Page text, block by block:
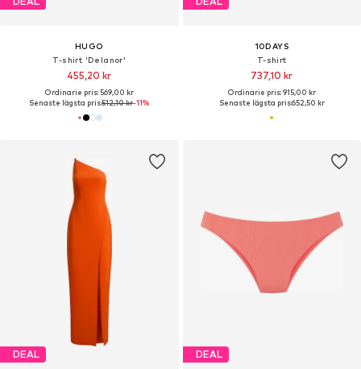
HUGO
T-shirt 'Delanor'
455,20 kr
Ordinarie pris: 569,00 kr
Senaste lägsta pris:512,10 kr-11%
10DAYS
T-shirt
737,10 kr
Ordinarie pris: 915,00 kr
Senaste lägsta pris:652,50 kr
DEAL DEAL